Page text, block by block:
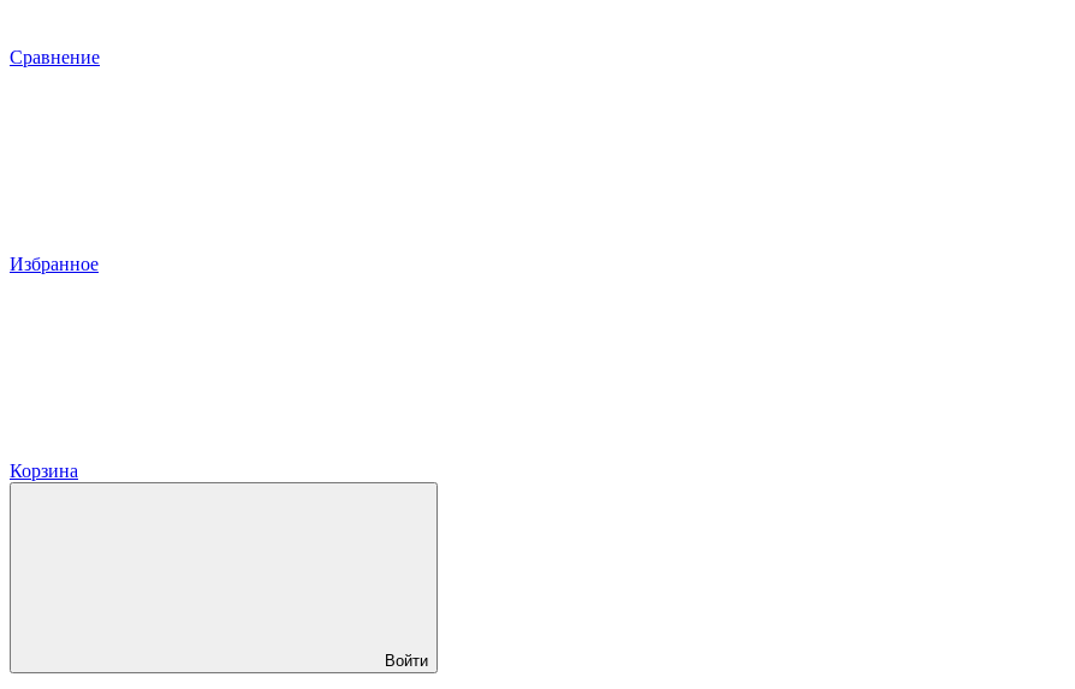
Сравнение
Избранное
Корзина
Войти